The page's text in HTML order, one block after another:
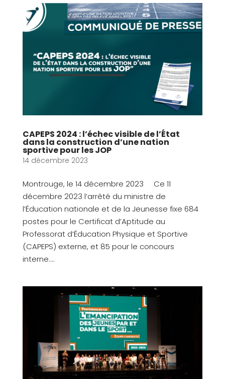
CAPEPS 2024 : l’échec visible de l’État
dans la construction d’une nation
sportive pour les JOP
14 décembre 2023
Montrouge, le 14 décembre 2023 Ce 11
décembre 2023 l’arrêté du ministre de
l’Éducation nationale et de la Jeunesse fixe 684
postes pour le Certificat d’Aptitude au
Professorat d’Éducation Physique et Sportive
(CAPEPS) externe, et 85 pour le concours
interne....